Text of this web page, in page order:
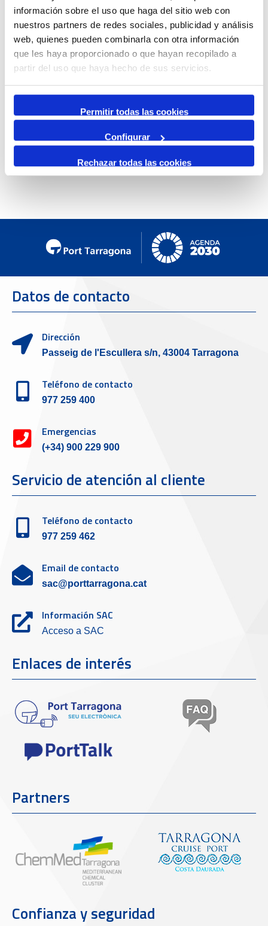
información sobre el uso que haga del sitio web con
nuestros partners de redes sociales, publicidad y análisis
web, quienes pueden combinarla con otra información
que les haya proporcionado o que hayan recopilado a
partir del uso que haya hecho de sus servicios.
Permitir todas las cookies
Configurar
Rechazar todas las cookies
Mensual
Ir al mes específico
Día Anterior
Siguiente Día
Datos de contacto
Dirección
Passeig de l'Escullera s/n, 43004 Tarragona
Teléfono de contacto
977 259 400
Emergencias
(+34) 900 229 900
Servicio de atención al cliente
Teléfono de contacto
977 259 462
Email de contacto
sac@porttarragona.cat
Información SAC
Acceso a SAC
Enlaces de interés
Partners
Confianza y seguridad